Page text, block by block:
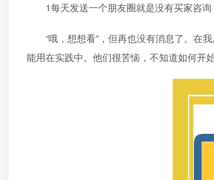
1每天发送一个朋友圈就是没有买家咨询
“哦，想想看”，但再也没有消息了。在我
能用在实践中。他们很苦恼，不知道如何开